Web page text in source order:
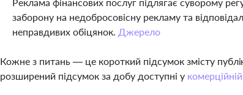
заборону на недобросовісну рекламу та
неправдивих обіцянок. Джерело
Кожне з питань — це короткий підсумок змісту
розширений підсумок за добу доступні у